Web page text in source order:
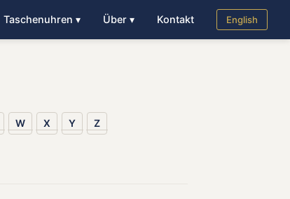
Taschenuhren ▾ Über ▾ Kontakt English
W X Y Z